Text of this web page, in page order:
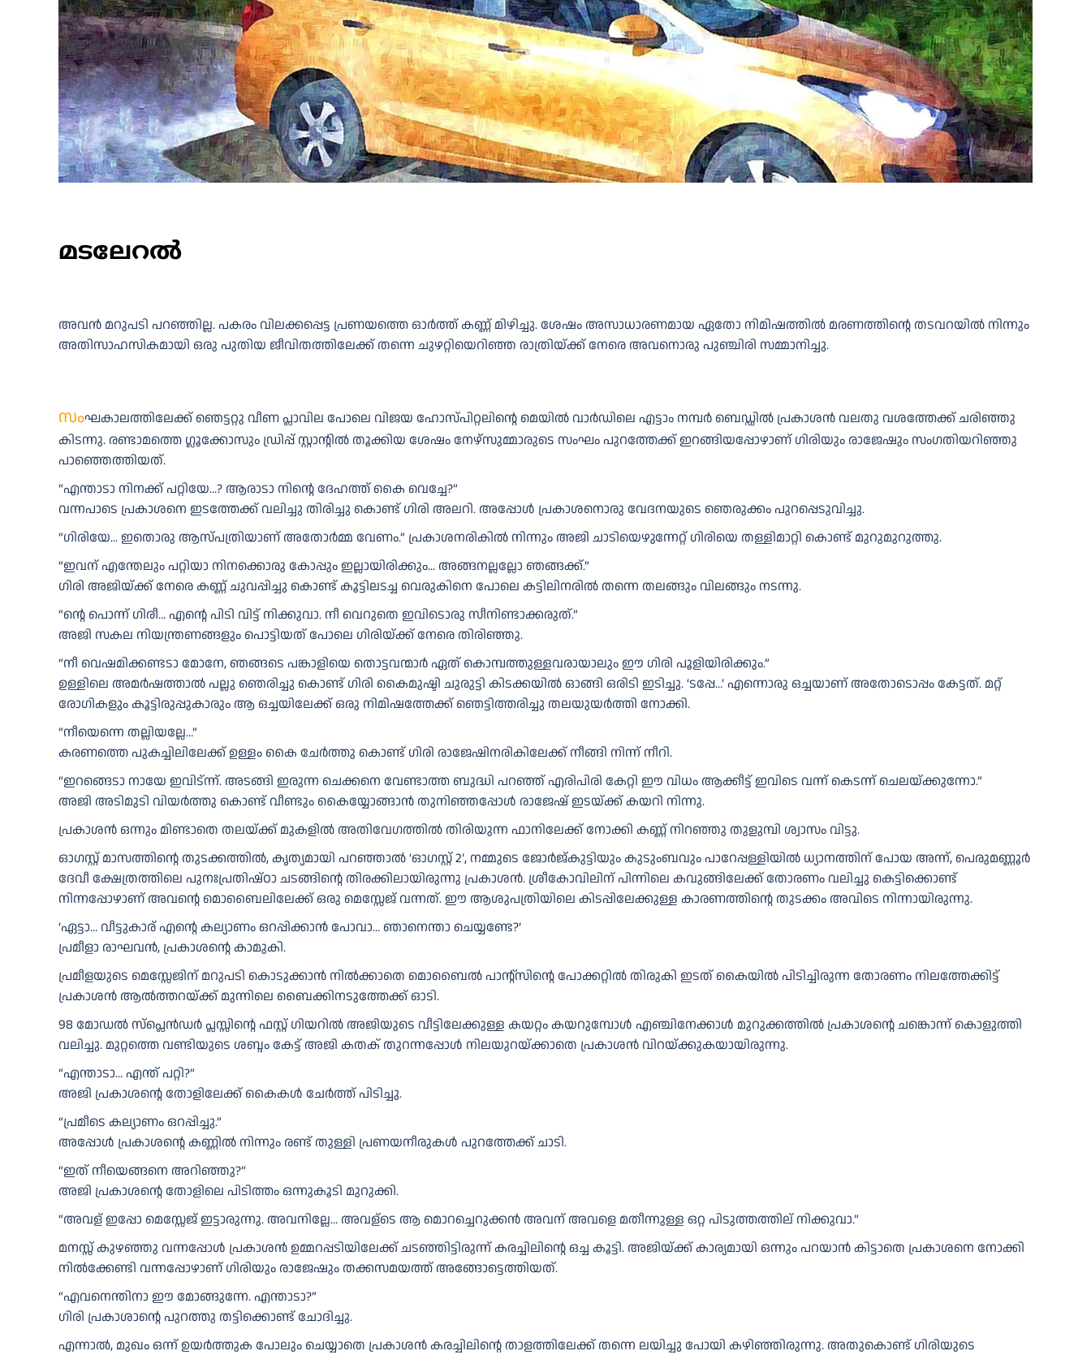
മടലേറൽ
അവൻ മറുപടി പറഞ്ഞില്ല. പകരം വിലക്കപ്പെട്ട പ്രണയത്തെ ഓർത്ത് കണ്ണ് മിഴിച്ചു. ശേഷം അസാധാരണമായ ഏതോ നിമിഷത്തിൽ മരണത്തിന്റെ തടവറയിൽ നിന്നും
അതിസാഹസികമായി ഒരു പുതിയ ജീവിതത്തിലേക്ക് തന്നെ ചുഴറ്റിയെറിഞ്ഞ രാത്രിയ്ക്ക് നേരെ അവനൊരു പുഞ്ചിരി സമ്മാനിച്ചു.
സംഘകാലത്തിലേക്ക് ഞെട്ടറ്റു വീണ പ്ലാവില പോലെ വിജയ ഹോസ്പിറ്റലിന്റെ മെയിൽ വാർഡിലെ എട്ടാം നമ്പർ ബെഡ്ഡിൽ പ്രകാശൻ വലതു വശത്തേക്ക് ചരിഞ്ഞു
കിടന്നു. രണ്ടാമത്തെ ഗ്ലൂക്കോസും ഡ്രിപ്പ് സ്റ്റാന്റിൽ തൂക്കിയ ശേഷം നേഴ്സുമ്മാരുടെ സംഘം പുറത്തേക്ക് ഇറങ്ങിയപ്പോഴാണ് ഗിരിയും രാജേഷും സംഗതിയറിഞ്ഞു
പാഞ്ഞെത്തിയത്.
“എന്താടാ നിനക്ക് പറ്റിയേ…? ആരാടാ നിന്റെ ദേഹത്ത് കൈ വെച്ചേ?”
വന്നപാടെ പ്രകാശനെ ഇടത്തേക്ക് വലിച്ചു തിരിച്ചു കൊണ്ട് ഗിരി അലറി. അപ്പോൾ പ്രകാശനൊരു വേദനയുടെ ഞെരുക്കം പുറപ്പെടുവിച്ചു.
“ഗിരിയേ… ഇതൊരു ആസ്പത്രിയാണ് അതോർമ്മ വേണം.” പ്രകാശനരികിൽ നിന്നും അജി ചാടിയെഴുന്നേറ്റ് ഗിരിയെ തള്ളിമാറ്റി കൊണ്ട് മുറുമുറുത്തു.
“ഇവന് എന്തേലും പറ്റിയാ നിനക്കൊരു കോപ്പും ഇല്ലായിരിക്കും… അങ്ങനല്ലല്ലോ ഞങ്ങക്ക്.”
ഗിരി അജിയ്ക്ക് നേരെ കണ്ണ് ചുവപ്പിച്ചു കൊണ്ട് കൂട്ടിലടച്ച വെരുകിനെ പോലെ കട്ടിലിനരിൽ തന്നെ തലങ്ങും വിലങ്ങും നടന്നു.
“ന്റെ പൊന്ന് ഗിരീ… എന്റെ പിടി വിട്ട് നിക്കുവാ. നീ വെറുതെ ഇവിടൊരു സീനിണ്ടാക്കരുത്.”
അജി സകല നിയന്ത്രണങ്ങളും പൊട്ടിയത് പോലെ ഗിരിയ്ക്ക് നേരെ തിരിഞ്ഞു.
“നീ വെഷമിക്കണ്ടടാ മോനേ, ഞങ്ങടെ പങ്കാളിയെ തൊട്ടവന്മാർ ഏത് കൊമ്പത്തുള്ളവരായാലും ഈ ഗിരി പൂളിയിരിക്കും.”
ഉള്ളിലെ അമർഷത്താൽ പല്ലു ഞെരിച്ചു കൊണ്ട് ഗിരി കൈമുഷ്ടി ചുരുട്ടി കിടക്കയിൽ ഓങ്ങി ഒരിടി ഇടിച്ചു. ‘ടപ്പേ…’ എന്നൊരു ഒച്ചയാണ് അതോടൊപ്പം കേട്ടത്. മറ്റ്
രോഗികളും കൂട്ടിരുപ്പുകാരും ആ ഒച്ചയിലേക്ക് ഒരു നിമിഷത്തേക്ക് ഞെട്ടിത്തരിച്ചു തലയുയർത്തി നോക്കി.
“നീയെന്നെ തല്ലിയല്ലേ…”
കരണത്തെ പുകച്ചിലിലേക്ക് ഉള്ളം കൈ ചേർത്തു കൊണ്ട് ഗിരി രാജേഷിനരികിലേക്ക് നീങ്ങി നിന്ന് നീറി.
“ഇറങ്ങെടാ നായേ ഇവിട്ന്ന്. അടങ്ങി ഇരുന്ന ചെക്കനെ വേണ്ടാത്ത ബുദ്ധി പറഞ്ഞ് എരിപിരി കേറ്റി ഈ വിധം ആക്കീട്ട് ഇവിടെ വന്ന് കെടന്ന് ചെലയ്ക്കുന്നോ.”
അജി അടിമുടി വിയർത്തു കൊണ്ട് വീണ്ടും കൈയ്യോങ്ങാൻ തുനിഞ്ഞപ്പോൾ രാജേഷ് ഇടയ്ക്ക് കയറി നിന്നു.
പ്രകാശൻ ഒന്നും മിണ്ടാതെ തലയ്ക്ക് മുകളിൽ അതിവേഗത്തിൽ തിരിയുന്ന ഫാനിലേക്ക് നോക്കി കണ്ണ് നിറഞ്ഞു തുളുമ്പി ശ്വാസം വിട്ടു.
ഓഗസ്റ്റ് മാസത്തിന്റെ തുടക്കത്തിൽ, കൃത്യമായി പറഞ്ഞാൽ ‘ഓഗസ്റ്റ് 2’, നമ്മുടെ ജോർജ്കുട്ടിയും കുടുംബവും പാറേപ്പള്ളിയിൽ ധ്യാനത്തിന് പോയ അന്ന്, പെരുമണ്ണൂർ
ദേവീ ക്ഷേത്രത്തിലെ പുനഃപ്രതിഷ്ഠാ ചടങ്ങിന്റെ തിരക്കിലായിരുന്നു പ്രകാശൻ. ശ്രീകോവിലിന് പിന്നിലെ കവുങ്ങിലേക്ക് തോരണം വലിച്ചു കെട്ടിക്കൊണ്ട്
നിന്നപ്പോഴാണ് അവന്റെ മൊബൈലിലേക്ക് ഒരു മെസ്സേജ് വന്നത്. ഈ ആശുപത്രിയിലെ കിടപ്പിലേക്കുള്ള കാരണത്തിന്റെ തുടക്കം അവിടെ നിന്നായിരുന്നു.
‘ഏട്ടാ… വീട്ടുകാര് എന്റെ കല്യാണം ഒറപ്പിക്കാൻ പോവാ… ഞാനെന്താ ചെയ്യണ്ടേ?’
പ്രമീളാ രാഘവൻ, പ്രകാശന്റെ കാമുകി.
പ്രമീളയുടെ മെസ്സേജിന് മറുപടി കൊടുക്കാൻ നിൽക്കാതെ മൊബൈൽ പാന്റ്സിന്റെ പോക്കറ്റിൽ തിരുകി ഇടത് കൈയിൽ പിടിച്ചിരുന്ന തോരണം നിലത്തേക്കിട്ട്
പ്രകാശൻ ആൽത്തറയ്ക്ക് മുന്നിലെ ബൈക്കിനടുത്തേക്ക് ഓടി.
98 മോഡൽ സ്‌പ്ലെൻഡർ പ്ലസ്സിന്റെ ഫസ്റ്റ് ഗിയറിൽ അജിയുടെ വീട്ടിലേക്കുള്ള കയറ്റം കയറുമ്പോൾ എഞ്ചിനേക്കാൾ മുറുക്കത്തിൽ പ്രകാശന്റെ ചങ്കൊന്ന് കൊളുത്തി
വലിച്ചു. മുറ്റത്തെ വണ്ടിയുടെ ശബ്ദം കേട്ട് അജി കതക് തുറന്നപ്പോൾ നിലയുറയ്ക്കാതെ പ്രകാശൻ വിറയ്ക്കുകയായിരുന്നു.
“എന്താടാ… എന്ത് പറ്റി?”
അജി പ്രകാശന്റെ തോളിലേക്ക് കൈകൾ ചേർത്ത് പിടിച്ചു.
“പ്രമീടെ കല്യാണം ഒറപ്പിച്ചു.”
അപ്പോൾ പ്രകാശന്റെ കണ്ണിൽ നിന്നും രണ്ട് തുള്ളി പ്രണയനീരുകൾ പുറത്തേക്ക് ചാടി.
“ഇത് നീയെങ്ങനെ അറിഞ്ഞു?”
അജി പ്രകാശന്റെ തോളിലെ പിടിത്തം ഒന്നുകൂടി മുറുക്കി.
“അവള് ഇപ്പോ മെസ്സേജ് ഇട്ടാരുന്നു. അവനില്ലേ… അവള്ടെ ആ മൊറച്ചെറുക്കൻ അവന് അവളെ മതീന്നുള്ള ഒറ്റ പിടുത്തത്തില് നിക്കുവാ.”
മനസ്സ് കുഴഞ്ഞു വന്നപ്പോൾ പ്രകാശൻ ഉമ്മറപ്പടിയിലേക്ക് ചടഞ്ഞിട്ടിരുന്ന് കരച്ചിലിന്റെ ഒച്ച കൂട്ടി. അജിയ്ക്ക് കാര്യമായി ഒന്നും പറയാൻ കിട്ടാതെ പ്രകാശനെ നോക്കി
നിൽക്കേണ്ടി വന്നപ്പോഴാണ് ഗിരിയും രാജേഷും തക്കസമയത്ത് അങ്ങോട്ടെത്തിയത്.
“എവനെന്തിനാ ഈ മോങ്ങുന്നേ. എന്താടാ?”
ഗിരി പ്രകാശാന്റെ പുറത്തു തട്ടിക്കൊണ്ട് ചോദിച്ചു.
എന്നാൽ, മുഖം ഒന്ന് ഉയർത്തുക പോലും ചെയ്യാതെ പ്രകാശൻ കരച്ചിലിന്റെ താളത്തിലേക്ക് തന്നെ ലയിച്ചു പോയി കഴിഞ്ഞിരുന്നു. അതുകൊണ്ട് ഗിരിയുടെ